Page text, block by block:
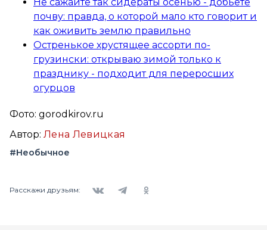
почву: правда, о которой мало кто говорит и
как оживить землю правильно
Остренькое хрустящее ассорти по-
грузински: открываю зимой только к
празднику - подходит для переросших
огурцов
Фото: gorodkirov.ru
Автор: Лена Левицкая
#Необычное
Расскажи друзьям: